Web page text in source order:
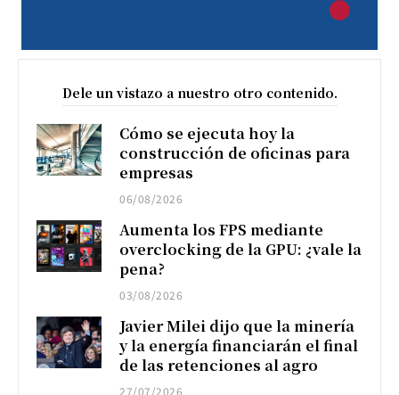
Dele un vistazo a nuestro otro contenido.
Cómo se ejecuta hoy la
construcción de oficinas para
empresas
06/08/2026
Aumenta los FPS mediante
overclocking de la GPU: ¿vale la
pena?
03/08/2026
Javier Milei dijo que la minería
y la energía financiarán el final
de las retenciones al agro
27/07/2026